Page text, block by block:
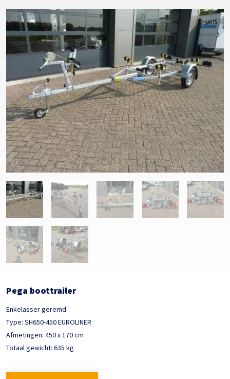
Pega boottrailer
Enkelasser geremd
Type: SH650-450 EUROLINER
Afmetingen: 450 x 170 cm
Totaal gewicht: 635 kg